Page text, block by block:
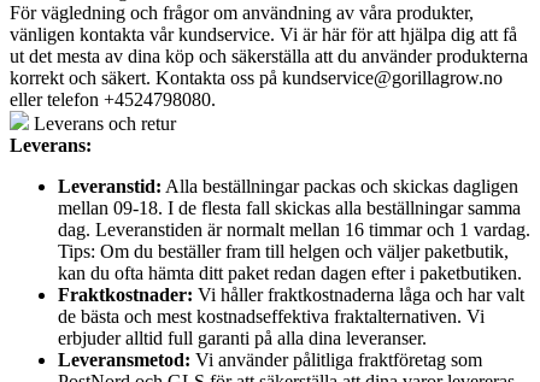
För vägledning och frågor om användning av våra produkter,
vänligen kontakta vår kundservice. Vi är här för att hjälpa dig att få
ut det mesta av dina köp och säkerställa att du använder produkterna
korrekt och säkert. Kontakta oss på kundservice@gorillagrow.no
eller telefon +4524798080.
Leverans och retur
Leverans:
Leveranstid: Alla beställningar packas och skickas dagligen
mellan 09-18. I de flesta fall skickas alla beställningar samma
dag. Leveranstiden är normalt mellan 16 timmar och 1 vardag.
Tips: Om du beställer fram till helgen och väljer paketbutik,
kan du ofta hämta ditt paket redan dagen efter i paketbutiken.
Fraktkostnader: Vi håller fraktkostnaderna låga och har valt
de bästa och mest kostnadseffektiva fraktalternativen. Vi
erbjuder alltid full garanti på alla dina leveranser.
Leveransmetod: Vi använder pålitliga fraktföretag som